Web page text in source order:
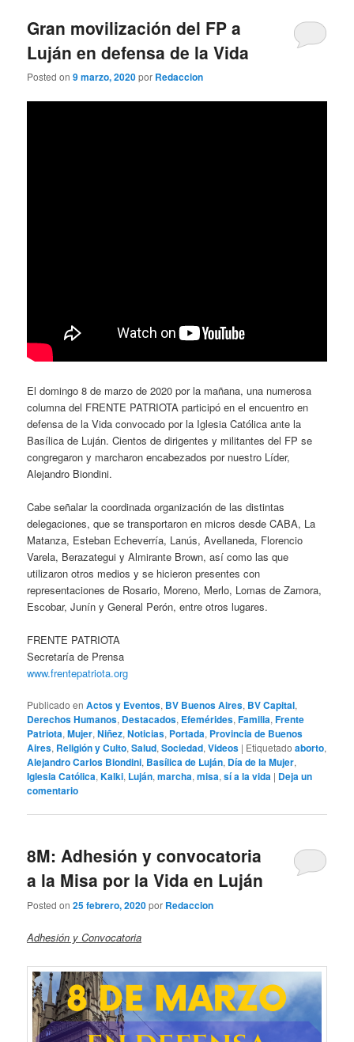
Gran movilización del FP a
Luján en defensa de la Vida
Posted on9 marzo, 2020por Redaccion
El domingo 8 de marzo de 2020 por la mañana, una numerosa
columna del FRENTE PATRIOTA participó en el encuentro en
defensa de la Vida convocado por la Iglesia Católica ante la
Basílica de Luján. Cientos de dirigentes y militantes del FP se
congregaron y marcharon encabezados por nuestro Líder,
Alejandro Biondini.
Cabe señalar la coordinada organización de las distintas
delegaciones, que se transportaron en micros desde CABA, La
Matanza, Esteban Echeverría, Lanús, Avellaneda, Florencio
Varela, Berazategui y Almirante Brown, así como las que
utilizaron otros medios y se hicieron presentes con
representaciones de Rosario, Moreno, Merlo, Lomas de Zamora,
Escobar, Junín y General Perón, entre otros lugares.
FRENTE PATRIOTA
Secretaría de Prensa
www.frentepatriota.org
Publicado en Actos y Eventos, BV Buenos Aires, BV Capital,
Derechos Humanos, Destacados, Efemérides,Familia,Frente
Patriota,Mujer,Niñez,Noticias, Portada, Provincia de Buenos
Aires, Religión y Culto,Salud,Sociedad,Videos | Etiquetado aborto,
Alejandro Carlos Biondini, Basílica de Luján, Día de la Mujer,
Iglesia Católica,Kalki, Luján,marcha,misa,sí a la vida | Deja un
comentario
8M: Adhesión y convocatoria
a la Misa por la Vida en Luján
Posted on25 febrero, 2020por Redaccion
Adhesión y Convocatoria